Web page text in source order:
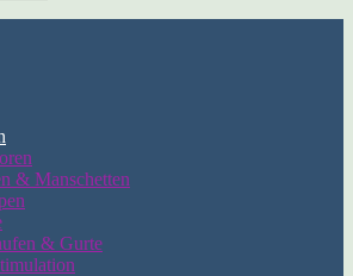
& Manschetten
& Gurte